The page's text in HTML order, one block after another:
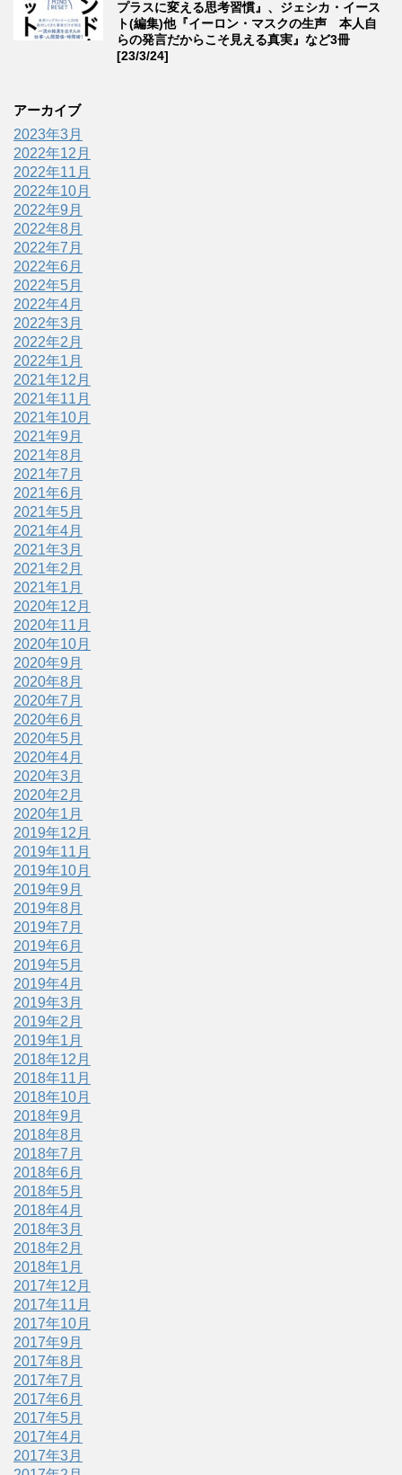
プラスに変える思考習慣』、ジェシカ・イース
ト(編集)他『イーロン・マスクの生声 本人自
らの発言だからこそ見える真実』など3冊
[23/3/24]
アーカイブ
2023年3月
2022年12月
2022年11月
2022年10月
2022年9月
2022年8月
2022年7月
2022年6月
2022年5月
2022年4月
2022年3月
2022年2月
2022年1月
2021年12月
2021年11月
2021年10月
2021年9月
2021年8月
2021年7月
2021年6月
2021年5月
2021年4月
2021年3月
2021年2月
2021年1月
2020年12月
2020年11月
2020年10月
2020年9月
2020年8月
2020年7月
2020年6月
2020年5月
2020年4月
2020年3月
2020年2月
2020年1月
2019年12月
2019年11月
2019年10月
2019年9月
2019年8月
2019年7月
2019年6月
2019年5月
2019年4月
2019年3月
2019年2月
2019年1月
2018年12月
2018年11月
2018年10月
2018年9月
2018年8月
2018年7月
2018年6月
2018年5月
2018年4月
2018年3月
2018年2月
2018年1月
2017年12月
2017年11月
2017年10月
2017年9月
2017年8月
2017年7月
2017年6月
2017年5月
2017年4月
2017年3月